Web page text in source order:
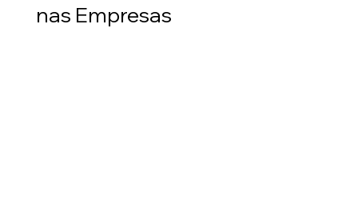
nas Empresas